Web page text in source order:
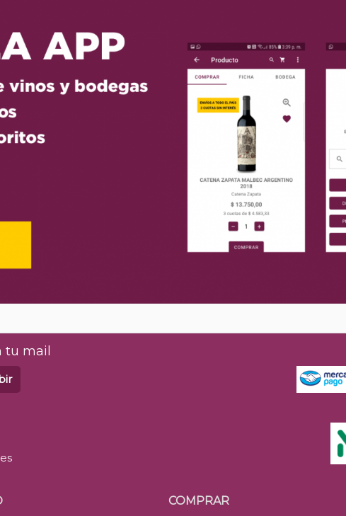
tu mail
COMPRAR